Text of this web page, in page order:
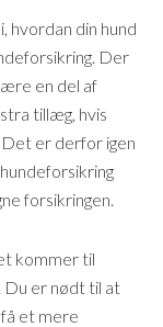
din hund
Der
en del af
tillæg, hvis
er derfor igen
forsikringen.
kommer til
Du er nødt til at
et mere